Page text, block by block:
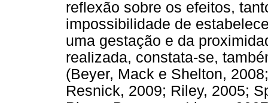
reflexão sobre os efeitos,
impossibilidade de
uma gestação e da
realizada, constata-se,
(Beyer, Mack e Shelton,
Resnick, 2009; Riley, 2005;